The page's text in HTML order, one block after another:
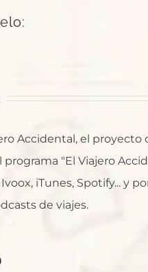
Accidental, el
"El Viajero
iTunes, Spotify... y
de viajes.